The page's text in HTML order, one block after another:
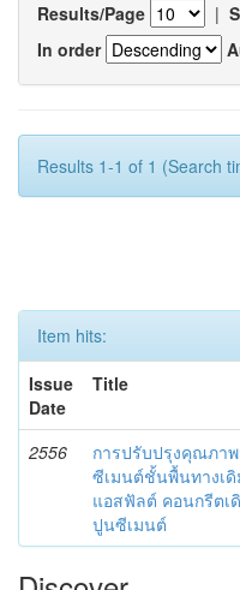
Results/Page |
In order
Results 1-1 of 1 (Search
Item hits:
Issue
Date
Title
2556
การปรับปรุงคุณภา
ซีเมนต์ชั้นพื้นทางเ
แอสฟัลต์ คอนกรีตเ
ปูนซีเมนต์